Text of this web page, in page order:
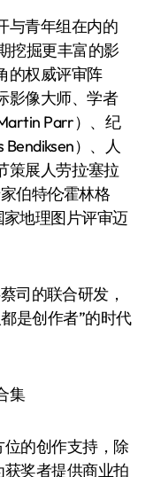
与青年组在内的
挖掘更丰富的影
的权威评审阵
影像大师、学者
Parr）、纪
Bendiksen）、人
展人劳拉·塞拉
伯特伦·霍林格
家地理图片评审迈
集
的创作支持，除
奖者提供商业拍